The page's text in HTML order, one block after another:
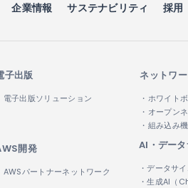
企業情報 サステナビリティ 採用
子出版
電子出版ソリューション
ネットワ
・ホワイト
・オープン
・組み込み
開発
AWSパートナーネットワーク
AI・デー
・データサ
・生成AI（